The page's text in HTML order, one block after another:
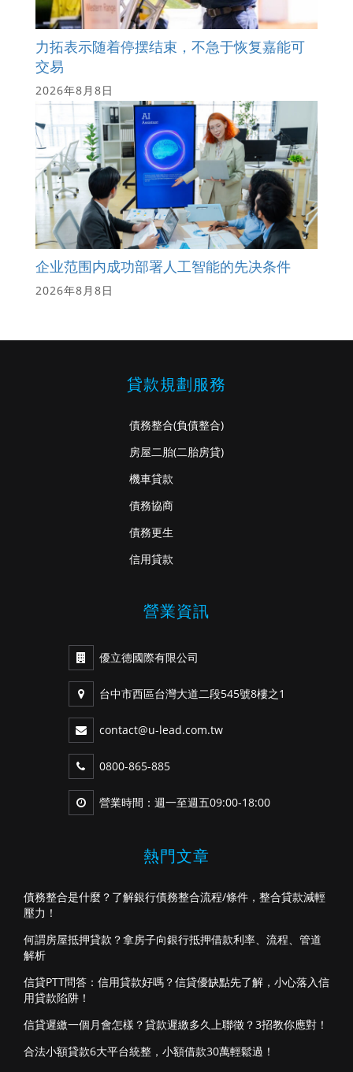
力拓表示随着停摆结束，不急于恢复嘉能可
交易
2026年8月8日
企业范围内成功部署人工智能的先决条件
2026年8月8日
貸款規劃服務
債務整合(負債整合)
房屋二胎(二胎房貸)
機車貸款
債務協商
債務更生
信用貸款
營業資訊
優立德國際有限公司
台中市西區台灣大道二段545號8樓之1
contact@u-lead.com.tw
0800-865-885
營業時間：週一至週五09:00-18:00
熱門文章
債務整合是什麼？了解銀行債務整合流程/條件，整合貸款減輕
壓力！
何謂房屋抵押貸款？拿房子向銀行抵押借款利率、流程、管道
解析
信貸PTT問答：信用貸款好嗎？信貸優缺點先了解，小心落入信
用貸款陷阱！
信貸遲繳一個月會怎樣？貸款遲繳多久上聯徵？3招教你應對！
合法小額貸款6大平台統整，小額借款30萬輕鬆過！